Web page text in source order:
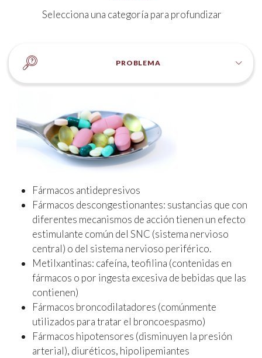
Selecciona una categoría para profundizar
PROBLEMA
Fármacos antidepresivos
Fármacos descongestionantes: sustancias que con
diferentes mecanismos de acción tienen un efecto
estimulante común del SNC (sistema nervioso
central) o del sistema nervioso periférico.
Metilxantinas: cafeína, teofilina (contenidas en
fármacos o por ingesta excesiva de bebidas que las
contienen)
Fármacos broncodilatadores (comúnmente
utilizados para tratar el broncoespasmo)
Fármacos hipotensores (disminuyen la presión
arterial), diuréticos, hipolipemiantes